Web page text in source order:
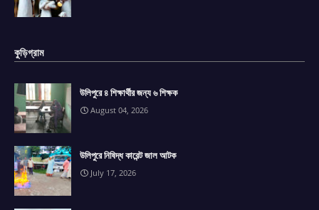
কুড়িগ্রাম
উলিপুরে ৪ শিক্ষার্থীর জন্য ৬ শিক্ষক
August 04, 2026
উলিপুরে নিষিদ্ধ কারেন্ট জাল আটক
July 17, 2026